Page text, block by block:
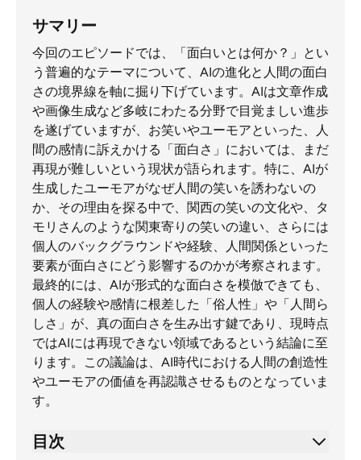
サマリー
今回のエピソードでは、「面白いとは何か？」とい
う普遍的なテーマについて、AIの進化と人間の面白
さの境界線を軸に掘り下げています。AIは文章作成
や画像生成など多岐にわたる分野で目覚ましい進歩
を遂げていますが、お笑いやユーモアといった、人
間の感情に訴えかける「面白さ」においては、まだ
再現が難しいという現状が語られます。特に、AIが
生成したユーモアがなぜ人間の笑いを誘わないの
か、その理由を探る中で、関西の笑いの文化や、タ
モリさんのような関東寄りの笑いの違い、さらには
個人のバックグラウンドや経験、人間関係といった
要素が面白さにどう影響するのかが考察されます。
最終的には、AIが形式的な面白さを模倣できても、
個人の経験や感情に根差した「俗人性」や「人間ら
しさ」が、真の面白さを生み出す鍵であり、現時点
ではAIには再現できない領域であるという結論に至
ります。この議論は、AI時代における人間の創造性
やユーモアの価値を再認識させるものとなっていま
す。
目次